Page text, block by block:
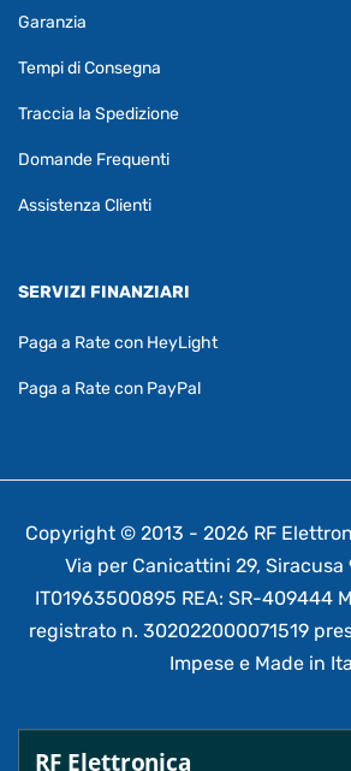
Garanzia
Tempi di Consegna
Traccia la Spedizione
Domande Frequenti
Assistenza Clienti
SERVIZI FINANZIARI
Paga a Rate con HeyLight
Paga a Rate con PayPal
Copyright © 2013 - 2026 RF
Via per Canicattini 29, Siracusa
IT01963500895 REA: SR-409444
registrato n. 302022000071519
Impese e Made in
RF Elettronica